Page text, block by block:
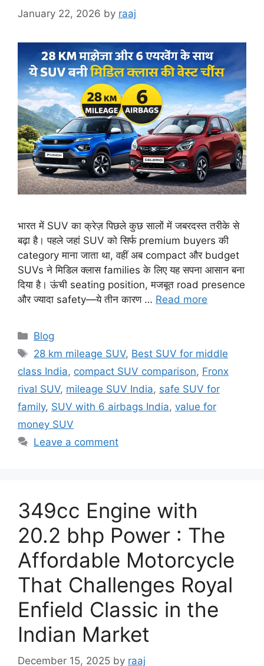
January 22, 2026 by raaj
भारत में SUV का क्रेज़ पिछले कुछ सालों में जबरदस्त तरीके से
बढ़ा है। पहले जहां SUV को सिर्फ premium buyers की
category माना जाता था, वहीं अब compact और budget
SUVs ने मिडिल क्लास families के लिए यह सपना आसान बना
दिया है। ऊंची seating position, मजबूत road presence
और ज्यादा safety—ये तीन कारण … Read more
Categories
Blog
Tags
28 km mileage SUV, Best SUV for middle
class India, compact SUV comparison, Fronx
rival SUV, mileage SUV India, safe SUV for
family, SUV with 6 airbags India, value for
money SUV
Leave a comment
349cc Engine with
20.2 bhp Power : The
Affordable Motorcycle
That Challenges Royal
Enfield Classic in the
Indian Market
December 15, 2025 by raaj